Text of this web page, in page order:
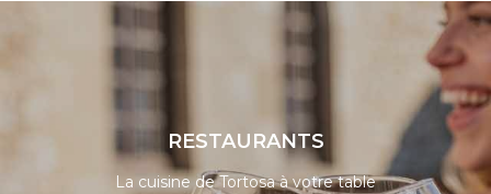
RESTAURANTS
La cuisine de Tortosa à votre table